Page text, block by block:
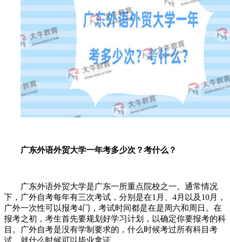
广东外语外贸大学一年考多少次？考什么？
广东外语外贸大学是广东一所重点院校之一。通常情况
下，广外自考每年有三次考试，分别是在1 月、 4月以及 10月，
广外一次性可以报考4门，考试时间都是在是周六和周日。在
报考之初，考生首先要规划好学习计划，以确定你要报考的科
目。广外自考是没有学制要求的，什么时候考过所有科目考
试，就什么时候可以毕业拿证。